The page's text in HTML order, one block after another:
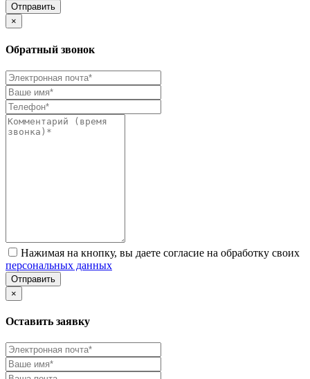
Отправить
×
Обратный звонок
Нажимая на кнопку, вы даете согласие на обработку своих
персональных данных
Отправить
×
Оставить заявку